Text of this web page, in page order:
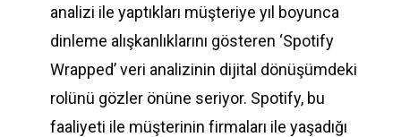
analizi ile yaptıkları müşteriye yıl boyunca
dinleme alışkanlıklarını gösteren ‘Spotify
Wrapped’ veri analizinin dijital dönüşümdeki
rolünü gözler önüne seriyor. Spotify, bu
faaliyeti ile müşterinin firmaları ile yaşadığı